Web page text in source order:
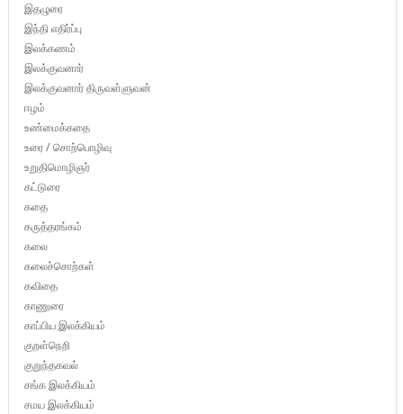
இதழுரை
இந்தி எதிர்ப்பு
இலக்கணம்
இலக்குவனார்
இலக்குவனார் திருவள்ளுவன்
ஈழம்
உண்மைக்கதை
உரை / சொற்பொழிவு
உறுதிமொழிஞர்
கட்டுரை
கதை
கருத்தரங்கம்
கலை
கலைச்சொற்கள்
கவிதை
காணுரை
காப்பிய இலக்கியம்
குறள்நெறி
குறுந்தகவல்
சங்க இலக்கியம்
சமய இலக்கியம்